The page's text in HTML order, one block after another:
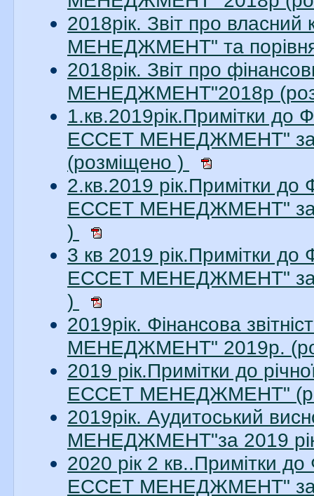
2018рік. Звіт про
МЕНЕДЖМЕНТ" та
2018рік. Звіт про
МЕНЕДЖМЕНТ"2018р
1.кв.2019рік.Примітки до
ЕССЕТ МЕНЕДЖМЕНТ" за
(розміщено )
2.кв.2019 рік.Примітки до
ЕССЕТ МЕНЕДЖМЕНТ" за
)
3 кв 2019 рік.Примітки до
ЕССЕТ МЕНЕДЖМЕНТ" за
)
2019рік. Фінансова
МЕНЕДЖМЕНТ" 2019р.
2019 рік.Примітки до
ЕССЕТ МЕНЕДЖМЕНТ"
2019рік. Аудитоський
МЕНЕДЖМЕНТ"за 2019
2020 рік 2 кв..Примітки
ЕССЕТ МЕНЕДЖМЕНТ" за